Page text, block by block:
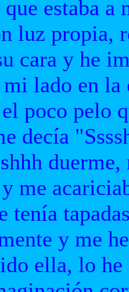
estaba a
luz propia,
cara y he
lado en la
poco pelo
decía
me
tenía
y me
ella, lo